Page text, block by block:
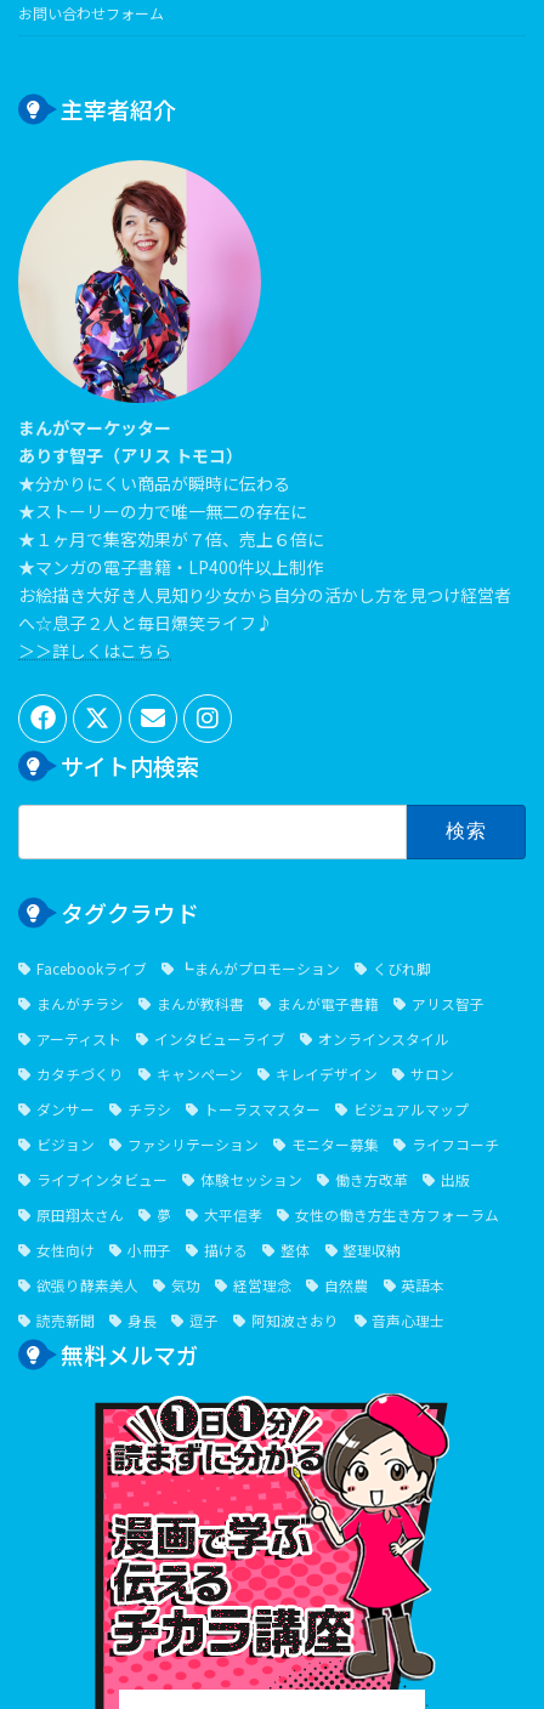
お問い合わせフォーム
主宰者紹介
まんがマーケッター
ありす智子（アリス トモコ）
★分かりにくい商品が瞬時に伝わる
★ストーリーの力で唯一無二の存在に
★１ヶ月で集客効果が７倍、売上６倍に
★マンガの電子書籍・LP400件以上制作
お絵描き大好き人見知り少女から自分の活かし方を見つけ経営者
へ☆息子２人と毎日爆笑ライフ♪
＞＞詳しくはこちら
サイト内検索
検
タグクラウド
Facebookライブ ┗まんがプロモーション
くびれ脚
まんがチラシ
まんが教科書 まんが電子書籍
アリス智子
アーティスト
インタビューライブ
オンラインスタイル
カタチづくり
キャンペーン キレイデザイン
サロン
ダンサー
チラシ トーラスマスター
ビジュアルマップ
ビジョン
ファシリテーション モニター募集
ライフコーチ
ライブインタビュー
体験セッション 働き方改革
出版
原田翔太さん
夢 大平信孝
女性の働き方生き方フォーラム
女性向け
小冊子 描ける 整体
整理収納
欲張り酵素美人
気功 経営理念 自然農
英語本
読売新聞
身長 逗子 阿知波さおり 音声心理士
無料メルマガ